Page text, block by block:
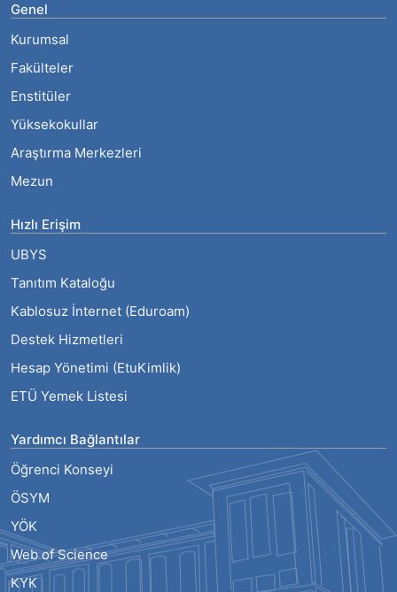
Genel
Kurumsal
Fakülteler
Enstitüler
Yüksekokullar
Araştırma Merkezleri
Mezun
Hızlı Erişim
UBYS
Tanıtım Kataloğu
Kablosuz İnternet (Eduroam)
Destek Hizmetleri
Hesap Yönetimi (EtuKimlik)
ETÜ Yemek Listesi
Yardımcı Bağlantılar
Öğrenci Konseyi
ÖSYM
YÖK
Web of Science
KYK